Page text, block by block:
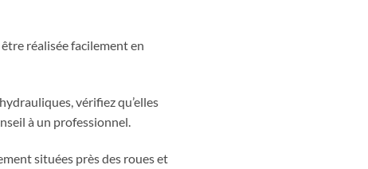
réalisée facilement en
vérifiez qu’elles
à un professionnel.
situées près des roues et